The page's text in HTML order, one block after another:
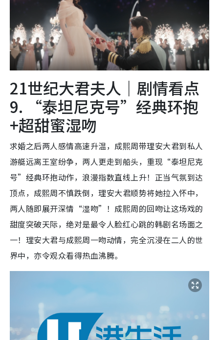
21世纪大君夫人｜剧情看点
9. “泰坦尼克号”经典环抱
+超甜蜜湿吻
求婚之后两人感情高速升温，成熙周带理安大君到私人
游艇远离王室纷争，两人更走到船头，重现“泰坦尼克
号”经典环抱动作，浪漫指数直线上升！正当气氛到达
顶点，成熙周不慎跌倒，理安大君顺势将她拉入怀中，
两人随即展开深情“湿吻”！成熙周的回吻让这场戏的
甜度突破天际，绝对是最令人脸红心跳的韩剧名场面之
一！理安大君与成熙周一吻动情，完全沉浸在二人的世
界中，亦令观众看得热血沸腾。